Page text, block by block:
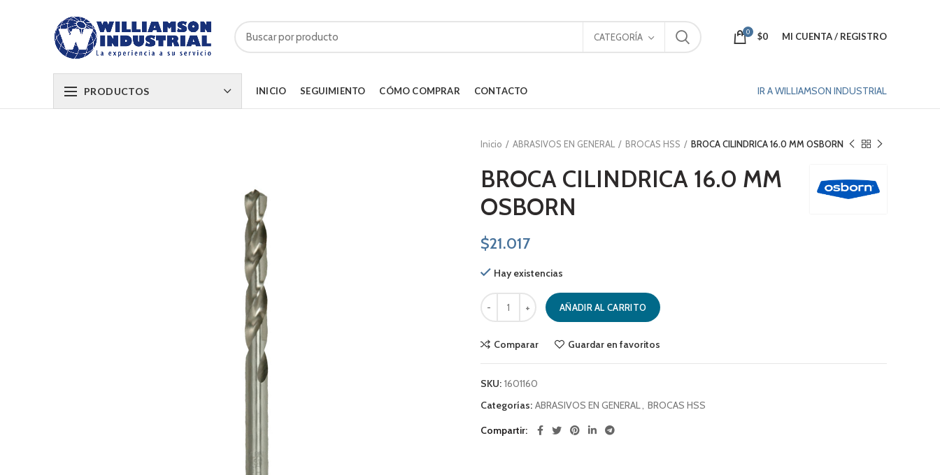
CATEGORÍA 0 $0 MI CUENTA / REGISTRO
PRODUCTOS INICIO SEGUIMIENTO CÓMO COMPRAR CONTACTO IR A WILLIAMSON INDUSTRIAL
Inicio ABRASIVOS EN GENERAL BROCAS HSS BROCA CILINDRICA 16.0 MM OSBORN
BROCA CILINDRICA 16.0 MM
OSBORN
$21.017
Hay existencias
BROCA CILINDRICA 16.0 MM OSBORN cantidad
AÑADIR AL CARRITO
Comparar Guardar en favoritos
SKU: 1601160
Categorías: ABRASIVOS EN GENERAL, BROCAS HSS
Compartir